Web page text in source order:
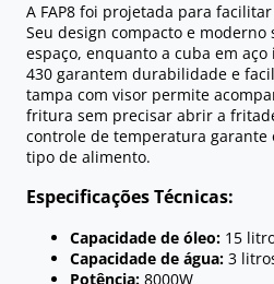
A FAP8 foi projetada para
Seu design compacto e
espaço, enquanto a cuba em
430 garantem durabilidade e
tampa com visor permite
fritura sem precisar abrir a
controle de temperatura garante
tipo de alimento.
Especificações Técnicas:
Capacidade de óleo: 15
Capacidade de água: 3
Potência: 8000W